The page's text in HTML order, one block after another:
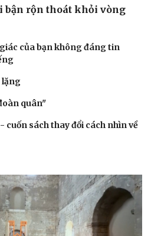
bận rộn thoát khỏi vòng
của bạn không đáng tin
lặng
quân"
cuốn sách thay đổi cách nhìn về